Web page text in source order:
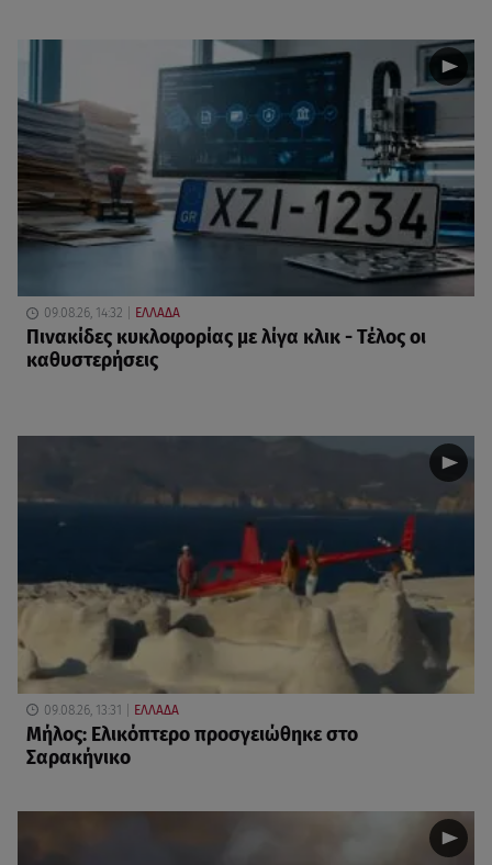
09.08.26, 14:32 ΕΛΛΑΔΑ
Πινακίδες κυκλοφορίας με λίγα κλικ - Τέλος οι
καθυστερήσεις
09.08.26, 13:31 ΕΛΛΑΔΑ
Μήλος: Ελικόπτερο προσγειώθηκε στο
Σαρακήνικο